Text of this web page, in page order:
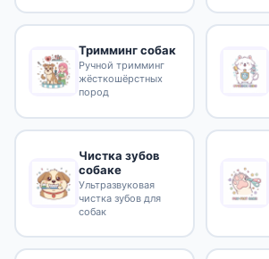
Тримминг собак
Ручной тримминг
жёсткошёрстных
пород
Чистка зубов
собаке
Ультразвуковая
чистка зубов для
собак